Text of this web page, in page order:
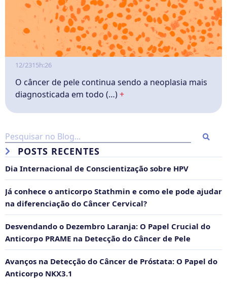
12/2315h:26
O câncer de pele continua sendo a neoplasia mais
diagnosticada em todo (…)+
POSTS RECENTES
Dia Internacional de Conscientização sobre HPV
Já conhece o anticorpo Stathmin e como ele pode ajudar
na diferenciação do Câncer Cervical?
Desvendando o Dezembro Laranja: O Papel Crucial do
Anticorpo PRAME na Detecção do Câncer de Pele
Avanços na Detecção do Câncer de Próstata: O Papel do
Anticorpo NKX3.1